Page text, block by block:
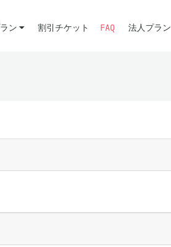
ン 割引チケット FAQ 法人プラン